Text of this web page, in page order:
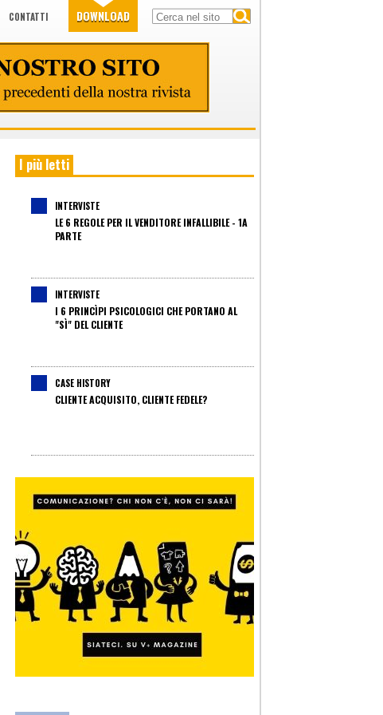
CONTATTI DOWNLOAD
I più letti
INTERVISTE
LE 6 REGOLE PER IL VENDITORE INFALLIBILE - 1A
PARTE
INTERVISTE
I 6 PRINCÌPI PSICOLOGICI CHE PORTANO AL
"SÌ" DEL CLIENTE
CASE HISTORY
CLIENTE ACQUISITO, CLIENTE FEDELE?